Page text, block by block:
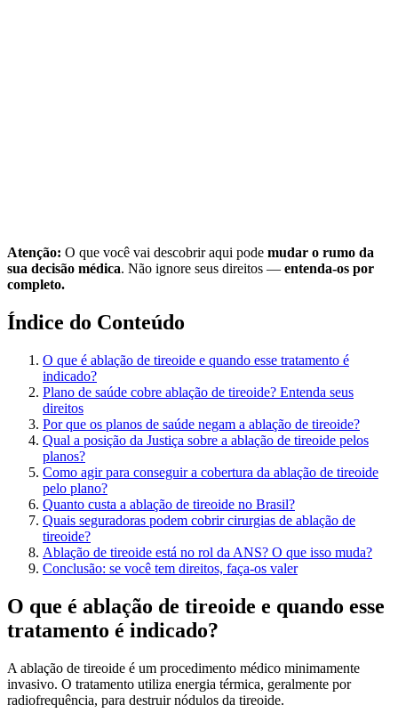
Atenção: O que você vai descobrir aqui pode mudar o rumo da
sua decisão médica. Não ignore seus direitos — entenda-os por
completo.
Índice do Conteúdo
O que é ablação de tireoide e quando esse tratamento é
indicado?
Plano de saúde cobre ablação de tireoide? Entenda seus
direitos
Por que os planos de saúde negam a ablação de tireoide?
Qual a posição da Justiça sobre a ablação de tireoide pelos
planos?
Como agir para conseguir a cobertura da ablação de tireoide
pelo plano?
Quanto custa a ablação de tireoide no Brasil?
Quais seguradoras podem cobrir cirurgias de ablação de
tireoide?
Ablação de tireoide está no rol da ANS? O que isso muda?
Conclusão: se você tem direitos, faça-os valer
O que é ablação de tireoide e quando esse
tratamento é indicado?
A ablação de tireoide é um procedimento médico minimamente
invasivo. O tratamento utiliza energia térmica, geralmente por
radiofrequência, para destruir nódulos da tireoide.